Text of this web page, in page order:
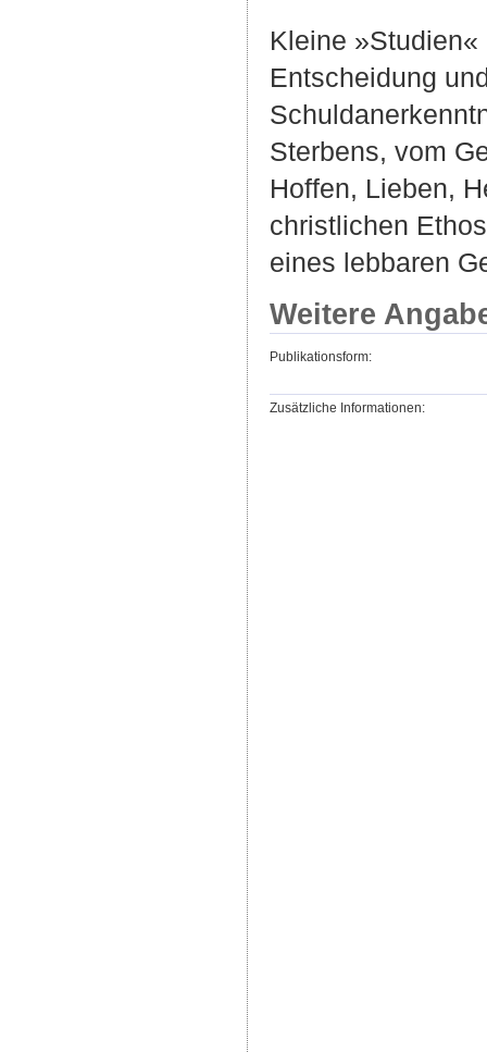
Kleine
Entscheidung
Sterbens, vom
Hoffen, Lieben,
christlichen
eines lebbaren
Weitere
Publikationsform:
Zusätzliche Informationen: